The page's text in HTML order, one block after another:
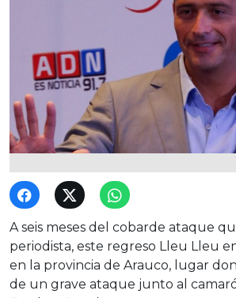
A seis meses del cobarde ataque
periodista, este regreso Lleu Lleu
en la provincia de Arauco, lugar
de un grave ataque junto al